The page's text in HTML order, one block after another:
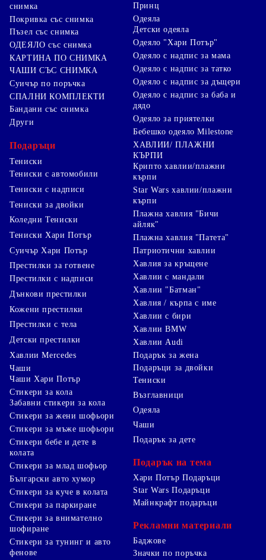
снимка
Покривка със снимка
Пъзел със снимка
ОДЕЯЛО със снимка
КАРТИНА ПО СНИМКА
ЧАШИ СЪС СНИМКА
Суичър по поръчка
СПАЛНИ КОМПЛЕКТИ
Бандани със снимка
Други
Подаръци
Тениски
Тениски с автомобили
Тениски с надписи
Тениски за двойки
Коледни Тениски
Тениски Хари Потър
Суичър Хари Потър
Престилки за готвене
Престилки с надписи
Дънкови престилки
Кожени престилки
Престилки с тела
Детски престилки
Принц
Одеяла
Детски одеяла
Одеяло "Хари Потър"
Одеяло с надпис за мама
Одеяло с надпис за татко
Одеяло с надпис за дъщери
Одеяло с надпис за баба и
дядо
Одеяло за приятелки
Бебешко одеяло Milestone
ХАВЛИИ/ ПЛАЖНИ
КЪРПИ
Крипто хавлии/плажни
кърпи
Star Wars хавлии/плажни
кърпи
Плажна хавлия "Бичи
айляк"
Плажна хавлия "Патета"
Патриотични хавлии
Хавлия за кръщене
Хавлии с мандали
Хавлии "Батман"
Хавлия / кърпа с име
Хавлии с бири
Хавлии BMW
Хавлии Audi
Хавлии Mercedes
Чаши
Чаши Хари Потър
Стикери за кола
Забавни стикери за кола
Стикери за жени шофьори
Стикери за мъже шофьори
Стикери бебе и дете в
колата
Стикери за млад шофьор
Български авто хумор
Стикери за куче в колата
Стикери за паркиране
Стикери за внимателно
шофиране
Стикери за тунинг и авто
фенове
Подарък за жена
Подаръци за двойки
Тениски
Възглавници
Одеяла
Чаши
Подарък за дете
Подарък на тема
Хари Потър Подаръци
Star Wars Подаръци
Майнкрафт подаръци
Рекламни материали
Баджове
Значки по поръчка